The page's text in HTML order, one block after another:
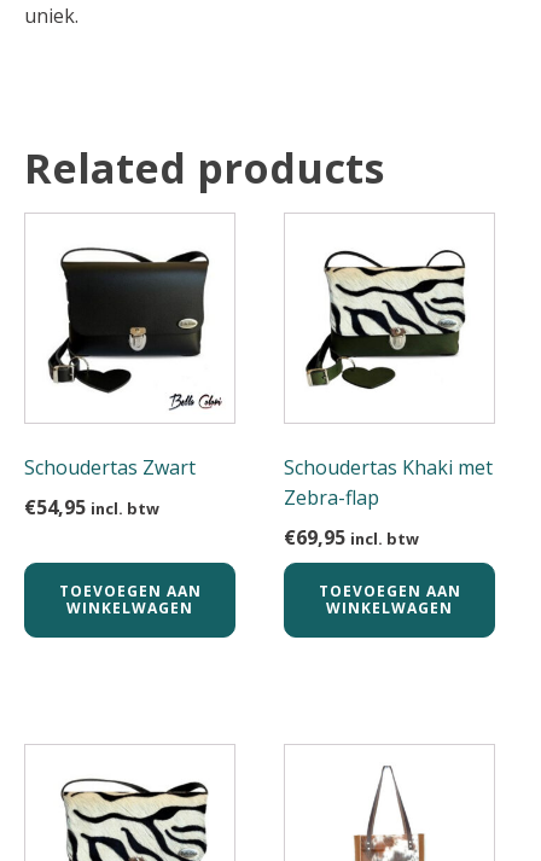
uniek.
Related products
Schoudertas Zwart
€54,95 incl. btw
TOEVOEGEN AAN
WINKELWAGEN
Schoudertas Khaki met
Zebra-flap
€69,95 incl. btw
TOEVOEGEN AAN
WINKELWAGEN